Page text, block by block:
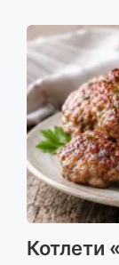
Котлети